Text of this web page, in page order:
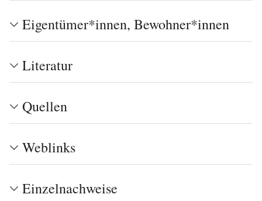
Eigentümer*innen, Bewohner*innen
Literatur
Quellen
Weblinks
Einzelnachweise